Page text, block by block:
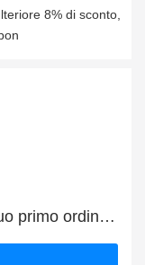
8% di sconto,
Approfitta del 6% di sconto sul tuo primo ordine, più il 5% di sconto sui Bitdefender Family Pack